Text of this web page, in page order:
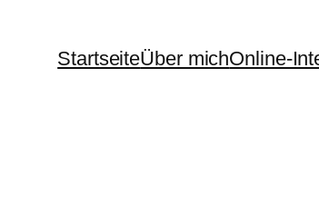
StartseiteÜber michOnline-